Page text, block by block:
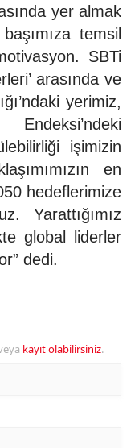
yer almak
temsil
SBTi
arasında ve
yerimiz,
işimizin
en
hedeflerimize
Yarattığımız
global liderler
dedi.
kayıt olabilirsiniz.